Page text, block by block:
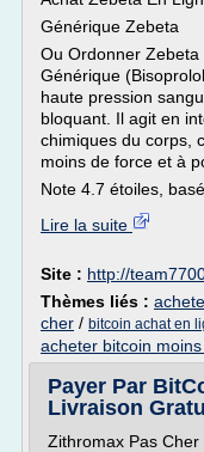
Générique Zebeta
Ou Ordonner Zebeta
Générique
haute pression
bloquant. Il agit en
chimiques du corps,
moins de force et à
Note 4.7 étoiles, basé
Lire la suite
Site : http://
Thèmes liés :
cher / bitcoin achat en
acheter bitcoin
Payer Par
Livraison
Zithromax Pas